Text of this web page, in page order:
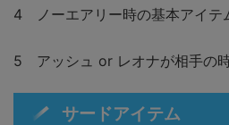
4 ノーエアリー時の基本アイテ
5 アッシュ or レオナが相手の時
サードアイテム